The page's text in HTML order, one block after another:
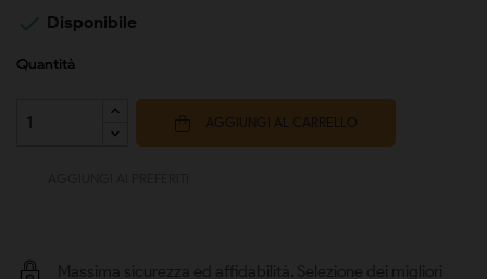
 Disponibile
Quantità
AGGIUNGI AL CARRELLO